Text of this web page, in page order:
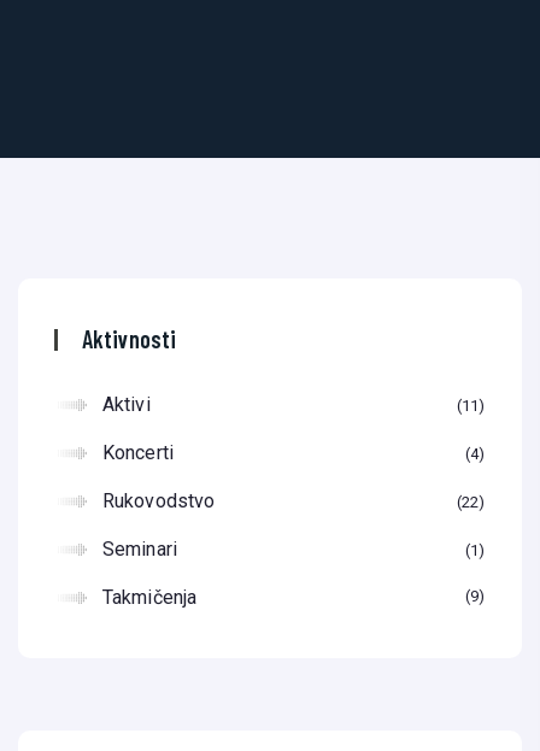
Aktivnosti
Aktivi 11
Koncerti 4
Rukovodstvo 22
Seminari 1
Takmičenja 9